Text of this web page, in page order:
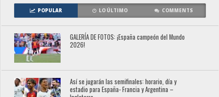
POPULAR LO ÚLTIMO COMMENTS
GALERÍA DE FOTOS: ¡España campeón del Mundo
2026!
Así se jugarán las semifinales: horario, día y
estadio para España- Francia y Argentina –